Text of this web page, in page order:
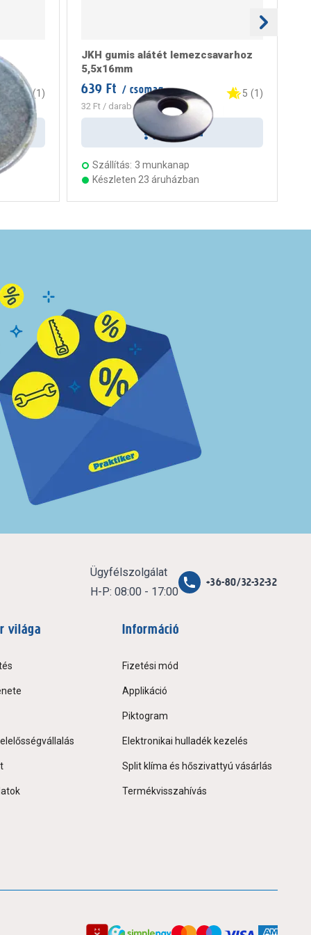
5 (1 )
JKH gumis alátét lemezcsavarhoz
5,5x16mm
639 Ft / csomag
32 Ft/ darab
5 (1 )
Kosárba
Szállítás: 3 munkanap
Készleten 23 áruházban
Ügyfélszolgálat
H-P: 08:00 - 17:00
+36-80/32-32-32
világa Információ
Fizetési mód
Applikáció
Piktogram
Elektronikai hulladék kezelés
Split klíma és hőszivattyú vásárlás
Termékvisszahívás